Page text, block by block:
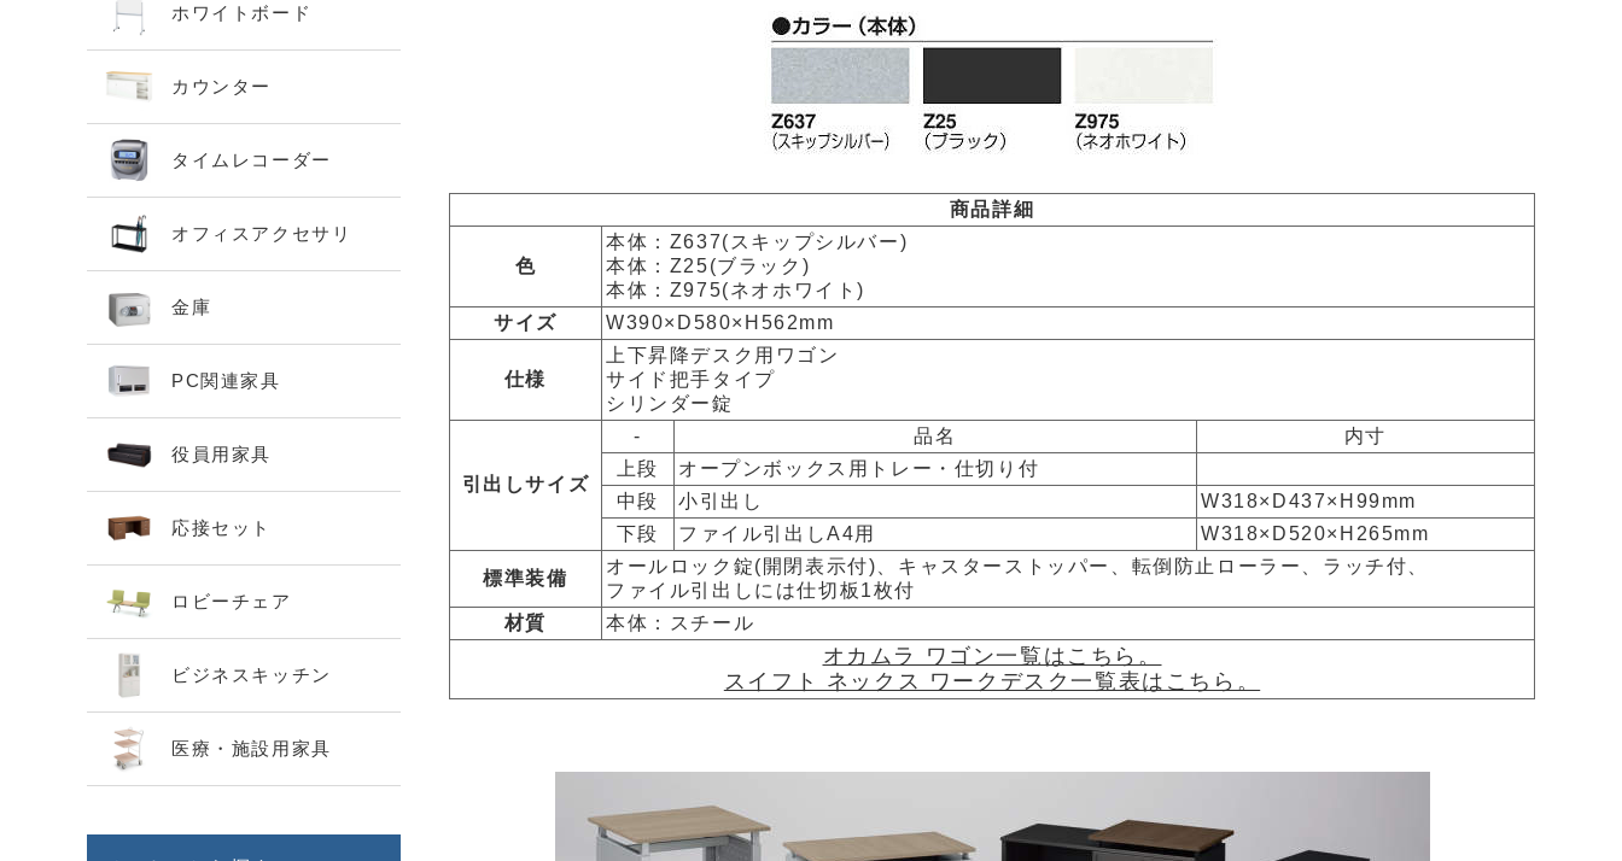
商品詳細
色
本体：Z637(スキップシルバー)
本体：Z25(ブラック)
本体：Z975(ネオホワイト)
サイズ
W390×D580×H562mm
仕様
上下昇降デスク用ワゴン
サイド把手タイプ
シリンダー錠
引出しサイズ
- 品名
内寸
上段
オープンボックス用トレー・仕切り付
中段
小引出し
W318×D437×H99mm
下段
ファイル引出しA4用 W318×D520×H265mm
標準装備
オールロック錠(開閉表示付)、キャスターストッパー、転倒防止ローラー、ラッチ付、
ファイル引出しには仕切板1枚付
材質
本体：スチール
オカムラ ワゴン一覧はこちら。
スイフト ネックス ワークデスク一覧表はこちら。
ホワイトボード
カウンター
タイムレコーダー
オフィスアクセサリ
金庫
PC関連家具
役員用家具
応接セット
ロビーチェア
ビジネスキッチン
医療・施設用家具